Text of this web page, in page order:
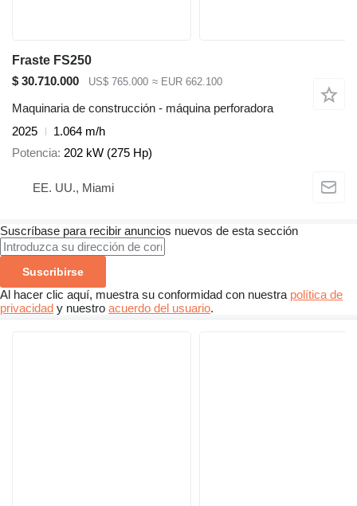
Fraste FS250
$ 30.710.000
US$ 765.000 ≈ EUR 662.100
Maquinaria de construcción - máquina perforadora
2025
1.064 m/h
Potencia 202 kW (275 Hp)
EE. UU., Miami
Suscríbase para recibir anuncios nuevos de esta sección
Suscribirse
Al hacer clic aquí, muestra su conformidad con nuestra política de
privacidad y nuestro acuerdo del usuario.